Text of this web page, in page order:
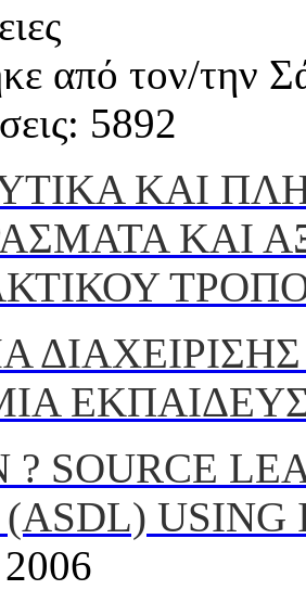
από τον/την
5892
ΚΑΙ
ΚΑΙ
? SOURCE
USING